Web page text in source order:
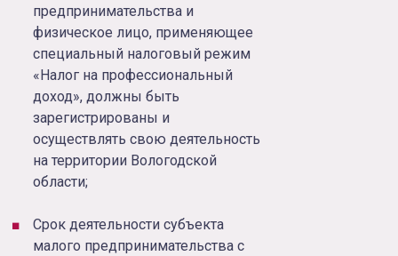
предпринимательства и
физическое лицо, применяющее
специальный налоговый режим
«Налог на профессиональный
доход», должны быть
зарегистрированы и
осуществлять свою деятельность
на территории Вологодской
области;
Cрок деятельности субъекта
малого предпринимательства с